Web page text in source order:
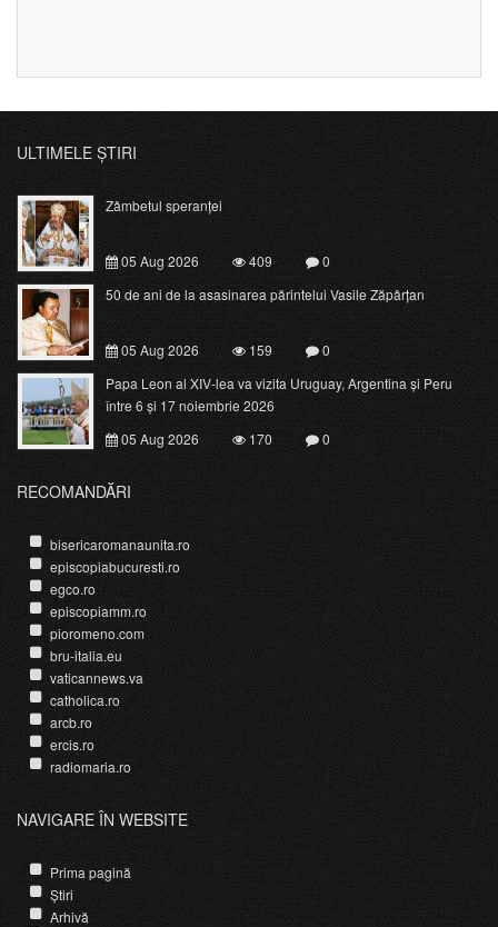
ULTIMELE ȘTIRI
Zâmbetul speranței
05 Aug 2026 409
0
50 de ani de la asasinarea părintelui Vasile Zăpârțan
05 Aug 2026 159
0
Papa Leon al XIV-lea va vizita Uruguay, Argentina și Peru
între 6 și 17 noiembrie 2026
05 Aug 2026
170 0
RECOMANDĂRI
bisericaromanaunita.ro
episcopiabucuresti.ro
egco.ro
episcopiamm.ro
pioromeno.com
bru-italia.eu
vaticannews.va
catholica.ro
arcb.ro
ercis.ro
radiomaria.ro
NAVIGARE ÎN WEBSITE
Prima pagină
Știri
Arhivă